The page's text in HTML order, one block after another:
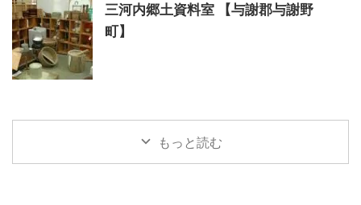
三河内郷土資料室 【与謝郡与謝野
町】
もっと読む